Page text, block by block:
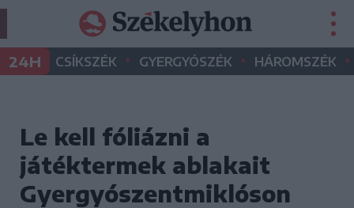
24H CSÍKSZÉK • GYERGYÓSZÉK • HÁROMSZÉK •
Le kell fóliázni a
játéktermek ablakait
Gyergyószentmiklóson